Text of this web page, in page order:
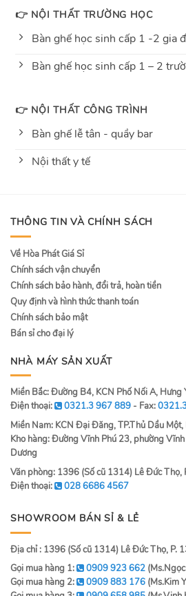
👉 NỘI THẤT TRƯỜNG HỌC
Bàn ghế học sinh cấp 1 -2 gia
Bàn ghế học sinh cấp 1 – 2
👉 NỘI THẤT CÔNG TRÌNH
Bàn ghế lễ tân - quầy bar
Nội thất y tế
THÔNG TIN VÀ CHÍNH SÁCH
Về Hòa Phát Giá Sỉ
Chính sách vận chuyển
Chính sách bảo hành, đổi trả, hoàn tiền
Quy định và hình thức thanh toán
Chính sách bảo mật
Bán sỉ cho đại lý
NHÀ MÁY SẢN XUẤT
Miền Bắc: Đường B4, KCN Phố Nối A, Hưng
Điện thoại:
0321.3 967 889 - Fax:
Miền Nam: KCN Đại Đăng, TP.Thủ Dầu
Kho hàng: Đường Vĩnh Phú 23, phường
Dương
Văn phòng: 1396 (Số cũ 1314) Lê Đức Thọ,
Điện thoại:
028 6686 4567
SHOWROOM BÁN SỈ & LẺ
Địa chỉ : 1396 (Số cũ 1314) Lê Đức Thọ, P.
Gọi mua hàng 1:
0909 923 662
Gọi mua hàng 2:
0909 883 176 (Ms.Kim